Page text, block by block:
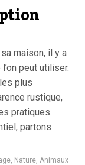
maison, il y a
peut utiliser.
plus
rustique,
pratiques.
partons
, Nature, Animaux